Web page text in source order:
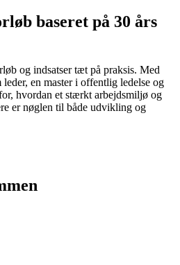
baseret på 30 års
og indsatser tæt på praksis. Med
en master i offentlig ledelse og
hvordan et stærkt arbejdsmiljø og
er nøglen til både udvikling og